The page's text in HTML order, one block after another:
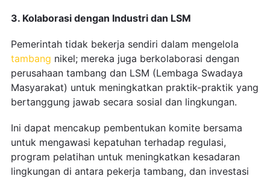
3. Kolaborasi dengan Industri dan LSM
Pemerintah tidak bekerja sendiri dalam mengelola
tambang nikel; mereka juga berkolaborasi dengan
perusahaan tambang dan LSM (Lembaga Swadaya
Masyarakat) untuk meningkatkan praktik-praktik yang
bertanggung jawab secara sosial dan lingkungan.
Ini dapat mencakup pembentukan komite bersama
untuk mengawasi kepatuhan terhadap regulasi,
program pelatihan untuk meningkatkan kesadaran
lingkungan di antara pekerja tambang, dan investasi